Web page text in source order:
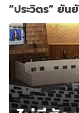
“ประวิตร” ยัน